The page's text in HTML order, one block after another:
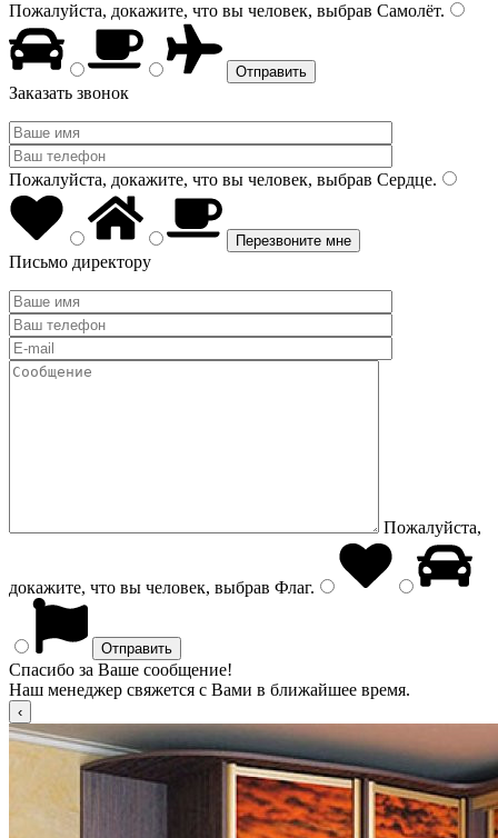
Пожалуйста, докажите, что вы человек, выбрав Самолёт.
Заказать звонок
Пожалуйста, докажите, что вы человек, выбрав Сердце.
Письмо директору
Пожалуйста,
докажите, что вы человек, выбрав Флаг.
Спасибо за Ваше сообщение!
Наш менеджер свяжется с Вами в ближайшее время.